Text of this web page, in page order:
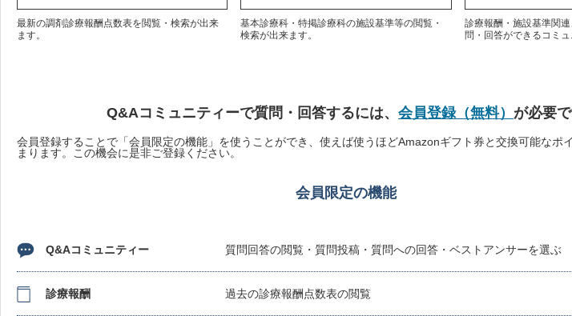
最新の調剤診療報酬点数表を閲覧・検索が出来
ます。
基本診療科・特掲診療科の施設基準等の閲覧・
検索が出来ます。
診療報酬・施設基準関
問・回答ができるコミュ
Q&Aコミュニティーで質問・回答するには、 会員登録（無料） が必要
会員登録することで「会員限定の機能」を使うことができ、使えば使うほどAmazonギフト券と交換可能なポ
まります。この機会に是非ご登録ください。
会員限定の機能
Q&Aコミュニティー 質問回答の閲覧・質問投稿・質問への回答・ベストアンサーを選ぶ
診療報酬 過去の診療報酬点数表の閲覧